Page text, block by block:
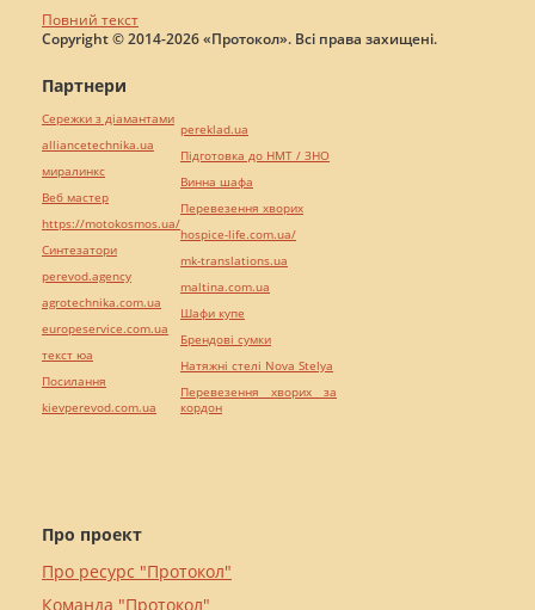
Повний текст
Copyright © 2014-2026 «Протокол». Всі права захищені.
Про проект
Про ресурс "Протокол"
Команда "Протокол"
Партнери
Сережки з діамантами
alliancetechnika.ua
миралинкс
Веб мастер
https://motokosmos.ua/
Синтезатори
perevod.agency
agrotechnika.com.ua
europeservice.com.ua
текст юа
Посилання
kievperevod.com.ua
pereklad.ua
Підготовка до НМТ / ЗНО
Винна шафа
Перевезення хворих
hospice-life.com.ua/
mk-translations.ua
maltina.com.ua
Шафи купе
Брендові сумки
Натяжні стелі Nova Stelya
Перевезення хворих за
кордон